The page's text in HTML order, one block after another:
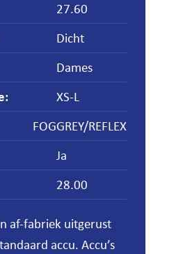
27.60
Dicht
Dames
: XS-L
FOGGREY/REFLEX
Ja
28.00
af-fabriek uitgerust
accu. Accu’s